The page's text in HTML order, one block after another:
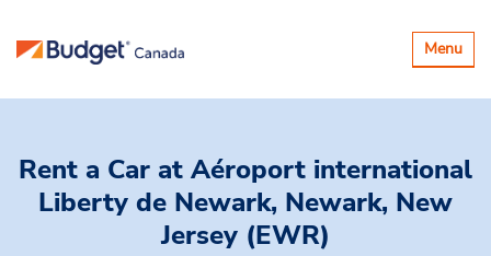
Basculer
la
Menu
Rent a Car at Aéroport international
Liberty de Newark, Newark, New
Jersey (EWR)